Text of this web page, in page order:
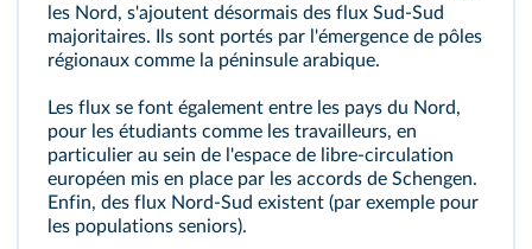
les Nord, s'ajoutent désormais des flux Sud-Sud
majoritaires. Ils sont portés par l'émergence de pôles
régionaux comme la péninsule arabique.
Les flux se font également entre les pays du Nord,
pour les étudiants comme les travailleurs, en
particulier au sein de l'espace de libre-circulation
européen mis en place par les accords de Schengen.
Enfin, des flux Nord-Sud existent (par exemple pour
les populations seniors).